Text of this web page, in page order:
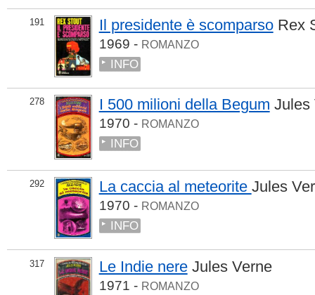
191 Il presidente è scomparso Rex
1969 - ROMANZO
INFO
278 I 500 milioni della Begum Jules
1970 - ROMANZO
INFO
292 La caccia al meteorite Jules
1970 - ROMANZO
INFO
317 Le Indie nere Jules Verne
1971 - ROMANZO